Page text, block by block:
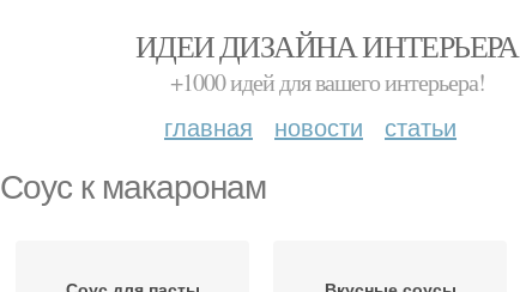
ИДЕИ ДИЗАЙНА ИНТЕРЬЕРА
+1000 идей для вашего интерьера!
главная новости статьи
Соус к макаронам